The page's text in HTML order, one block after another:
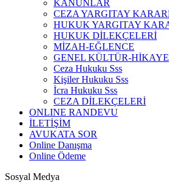
KANUNLAR
CEZA YARGITAY
HUKUK YARGITAY
HUKUK DİLEKÇELERİ
MİZAH-EĞLENCE
GENEL KÜLTÜR-HİKAYE
Ceza Hukuku Sss
Kişiler Hukuku Sss
İcra Hukuku Sss
CEZA DİLEKÇELERİ
ONLINE RANDEVU
İLETİŞİM
AVUKATA SOR
Online Danışma
Online Ödeme
Sosyal Medya